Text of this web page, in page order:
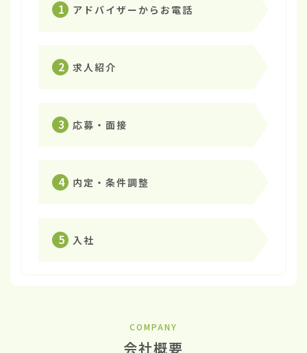
1 アドバイザーからお電話
2 求人紹介
3 応募・面接
4 内定・条件調整
5 入社
COMPANY
会社概要